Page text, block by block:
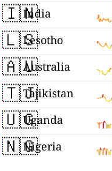
🇮🇳India
🇱🇸Lesotho
🇦🇺Australia
🇹🇯Tajikistan
🇺🇬Uganda
🇳🇬Nigeria